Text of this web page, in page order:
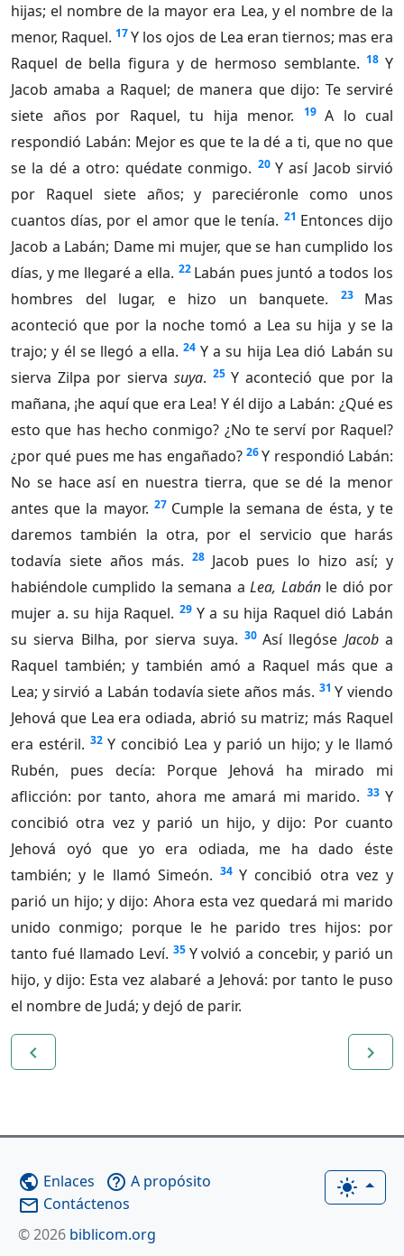
hijas; el nombre de la mayor era Lea, y el nombre de la
menor, Raquel. 17Y los ojos de Lea eran tiernos; mas era
Raquel de bella figura y de hermoso semblante. 18 Y
Jacob amaba a Raquel; de manera que dijo: Te serviré
siete años por Raquel, tu hija menor.
19 A lo cual
respondió Labán: Mejor es que te la dé a ti, que no que
se la dé a otro: quédate conmigo. 20 Y así Jacob sirvió
por Raquel siete años; y pareciéronle como unos
cuantos días, por el amor que le tenía. 21 Entonces dijo
Jacob a Labán; Dame mi mujer, que se han cumplido los
días, y me llegaré a ella. 22 Labán pues juntó a todos los
hombres del lugar, e hizo un banquete.
23
Mas
aconteció que por la noche tomó a Lea su hija y se la
trajo; y él se llegó a ella. 24 Y a su hija Lea dió Labán su
sierva Zilpa por sierva suya. 25 Y aconteció que por la
mañana, ¡he aquí que era Lea! Y él dijo a Labán: ¿Qué es
esto que has hecho conmigo? ¿No te serví por Raquel?
¿por qué pues me has engañado? 26Y respondió Labán:
No se hace así en nuestra tierra, que se dé la menor
antes que la mayor. 27 Cumple la semana de ésta, y te
daremos también la otra, por el servicio que harás
todavía siete años más. 28 Jacob pues lo hizo así; y
habiéndole cumplido la semana aLea, Labánle dió por
mujer a. su hija Raquel. 29 Y a su hija Raquel dió Labán
su sierva Bilha, por sierva suya. 30 Así llegóse Jacoba
Raquel también; y también amó a Raquel más que a
Lea; y sirvió a Labán todavía siete años más. 31 Y viendo
Jehová que Lea era odiada, abrió su matriz; más Raquel
era estéril. 32 Y concibió Lea y parió un hijo; y le llamó
Rubén, pues decía: Porque Jehová ha mirado mi
aflicción: por tanto, ahora me amará mi marido. 33 Y
concibió otra vez y parió un hijo, y dijo: Por cuanto
Jehová oyó que yo era odiada, me ha dado éste
también; y le llamó Simeón. 34 Y concibió otra vez y
parió un hijo; y dijo: Ahora esta vez quedará mi marido
unido conmigo; porque le he parido tres hijos: por
tanto fué llamado Leví. 35 Y volvió a concebir, y parió un
hijo, y dijo: Esta vez alabaré a Jehová: por tanto le puso
el nombre de Judá; y dejó de parir.
navigate_before navigate_next
light_mode
public Enlaces help_outline A propósito
mail_outline Contáctenos
© 2026 biblicom.org